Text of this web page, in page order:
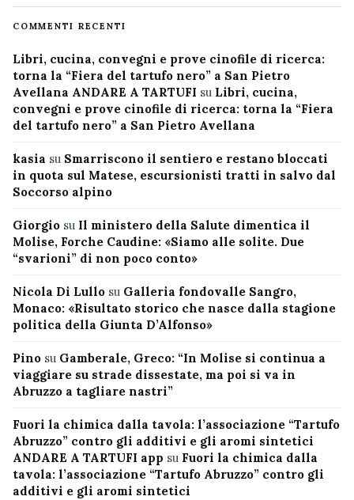
COMMENTI RECENTI
Libri, cucina, convegni e prove cinofile di ricerca:
torna la “Fiera del tartufo nero” a San Pietro
Avellana ANDARE A TARTUFI su Libri, cucina,
convegni e prove cinofile di ricerca: torna la “Fiera
del tartufo nero” a San Pietro Avellana
kasia su Smarriscono il sentiero e restano bloccati
in quota sul Matese, escursionisti tratti in salvo dal
Soccorso alpino
Giorgio su Il ministero della Salute dimentica il
Molise, Forche Caudine: «Siamo alle solite. Due
“svarioni” di non poco conto»
Nicola Di Lullo su Galleria fondovalle Sangro,
Monaco: «Risultato storico che nasce dalla stagione
politica della Giunta D’Alfonso»
Pino su Gamberale, Greco: “In Molise si continua a
viaggiare su strade dissestate, ma poi si va in
Abruzzo a tagliare nastri”
Fuori la chimica dalla tavola: l’associazione “Tartufo
Abruzzo” contro gli additivi e gli aromi sintetici
ANDARE A TARTUFI app su Fuori la chimica dalla
tavola: l’associazione “Tartufo Abruzzo” contro gli
additivi e gli aromi sintetici